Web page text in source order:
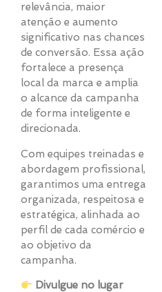
relevância, maior
atenção e aumento
significativo nas chances
de conversão. Essa ação
fortalece a presença
local da marca e amplia
o alcance da campanha
de forma inteligente e
direcionada.
Com equipes treinadas e
abordagem profissional,
garantimos uma entrega
organizada, respeitosa e
estratégica, alinhada ao
perfil de cada comércio e
ao objetivo da
campanha.
Divulgue no lugar